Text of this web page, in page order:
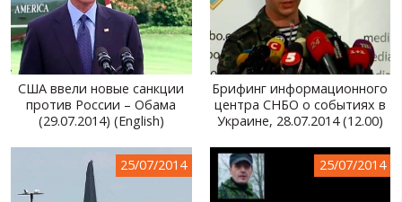
США ввели новые санкции
против России – Обама
(29.07.2014) (English)
Брифинг информационного
центра СНБО о событиях в
Украине, 28.07.2014 (12.00)
25/07/2014 25/07/2014